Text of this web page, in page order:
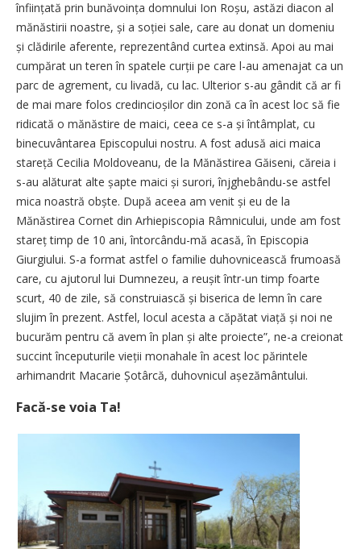
înființată prin bunăvoința domnului Ion Roșu, astăzi diacon al
mănăstirii noastre, și a soției sale, care au donat un domeniu
și clădirile aferente, reprezentând curtea extinsă. Apoi au mai
cumpărat un teren în spatele curții pe care l-au amenajat ca un
parc de agrement, cu livadă, cu lac. Ulterior s-au gândit că ar fi
de mai mare folos credincioșilor din zonă ca în acest loc să fie
ridicată o mănăstire de maici, ceea ce s-a și întâmplat, cu
binecuvântarea Episcopului nostru. A fost adusă aici maica
stareță Cecilia Moldoveanu, de la Mănăstirea Găiseni, căreia i
s-au alăturat alte șapte maici și surori, înjghebându-se astfel
mica noastră obște. După aceea am venit și eu de la
Mănăstirea Cornet din Arhiepiscopia Râmnicului, unde am fost
stareț timp de 10 ani, întorcându-mă acasă, în Episcopia
Giurgiului. S-a format astfel o familie duhovnicească frumoasă
care, cu ajutorul lui Dumnezeu, a reușit într-un timp foarte
scurt, 40 de zile, să construiască și biserica de lemn în care
slujim în prezent. Astfel, locul acesta a căpătat viață și noi ne
bucurăm pentru că avem în plan și alte proiecte”, ne-a creionat
succint începuturile vieții monahale în acest loc părintele
arhimandrit Macarie Șotârcă, duhovnicul așezământului.
Facă-se voia Ta!